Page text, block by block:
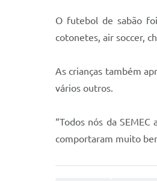
O futebol de sabão
cotonetes, air soccer,
As crianças também
vários outros.
“Todos nós da
comportaram muito